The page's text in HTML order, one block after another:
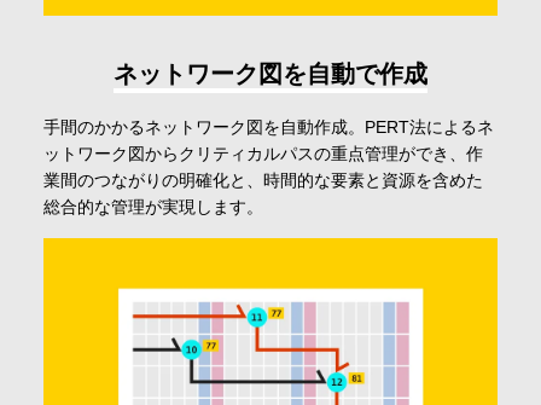
マイページ
ネットワーク図を自動で作成
手間のかかるネットワーク図を自動作成。PERT法によるネ
ットワーク図からクリティカルパスの重点管理ができ、作
業間のつながりの明確化と、時間的な要素と資源を含めた
総合的な管理が実現します。